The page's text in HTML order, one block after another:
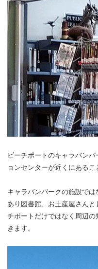
ビーチポートのキャラバン
ョンセンターが近くにあるこ
キャラバンパークの施設で
あり図書館、お土産屋さん
チポートだけではなく周辺
きます。